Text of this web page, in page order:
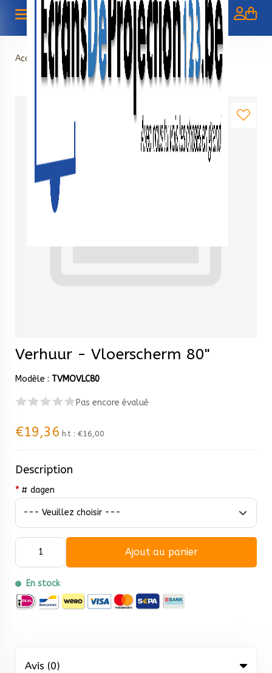
Accueil >Verhuur - Vloerscherm 80"
Verhuur - Vloerscherm 80"
Modèle : TVMOVLC80
Pas encore évalué
€19,36 h.t : €16,00
Description
* # dagen
Ajout au panier
En stock
Avis (0)